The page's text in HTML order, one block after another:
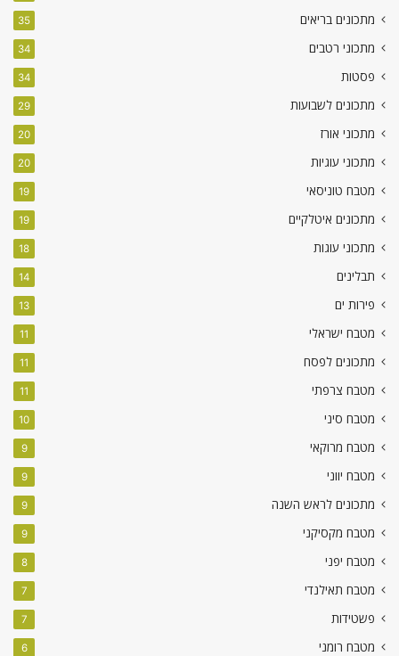
מתכונים בריאים 35
מתכוני רטבים 34
פסטות 34
מתכונים לשבועות 29
מתכוני אורז 20
מתכוני עוגיות 20
מטבח טוניסאי 19
מתכונים איטלקיים 19
מתכוני עוגות 18
תבלינים 14
פירות ים 13
מטבח ישראלי 11
מתכונים לפסח 11
מטבח צרפתי 11
מטבח סיני 10
מטבח מרוקאי 9
מטבח יווני 9
מתכונים לראש השנה 9
מטבח מקסיקני 9
מטבח יפני 8
מטבח תאילנדי 7
פשטידות 7
מטבח רומני 6